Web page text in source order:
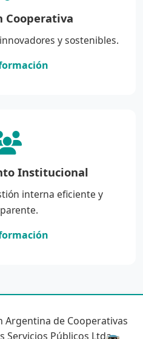
Cooperativa
y sostenibles.
Institucional
interna eficiente y
Argentina de Cooperativas
Servicios Públicos Ltda.